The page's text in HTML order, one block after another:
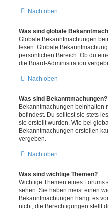
Nach oben
Was sind globale
Globale Bekanntmachungen
lesen. Globale
persönlichen Bereich. Ob du
die Board-Administration
Nach oben
Was sind Bekanntmachungen?
Bekanntmachungen beinhalten
befindest. Du solltest sie stets
sie erstellt wurden. Wie bei
Bekanntmachungen erstellen
vergeben.
Nach oben
Was sind wichtige Themen?
Wichtige Themen eines
sehen. Sie haben meist einen
Bekanntmachungen hängt es
nicht; die Berechtigungen stellt